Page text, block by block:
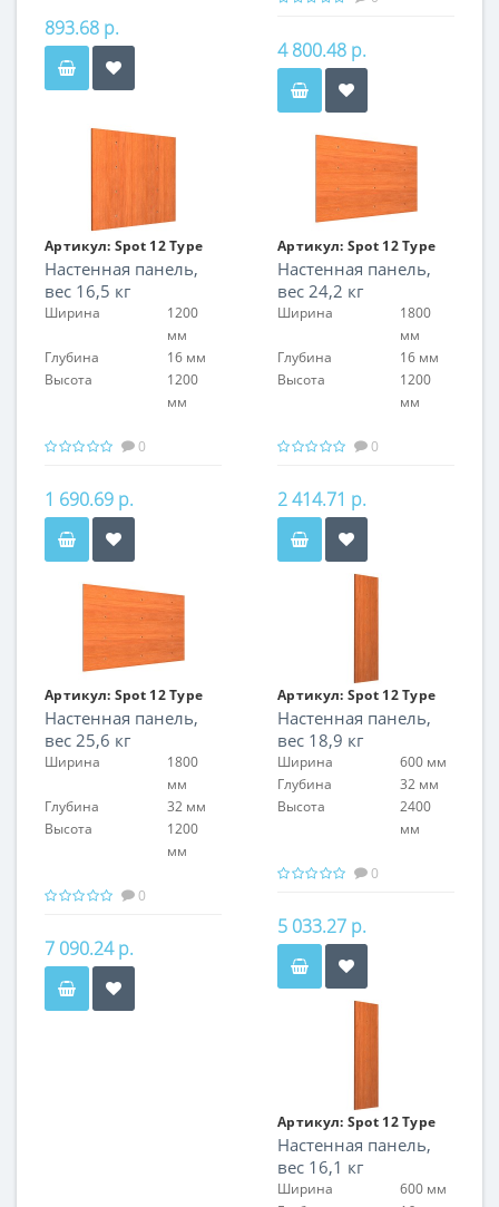
893.68 р.
4 800.48 р.
Артикул: Spot 12 Type
02
Настенная панель,
вес 16,5 кг
Ширина
1200
мм
Глубина
16 мм
Высота
1200
мм
0
1 690.69 р.
Артикул: Spot 12 Type
03
Настенная панель,
вес 24,2 кг
Ширина
1800
мм
Глубина
16 мм
Высота
1200
мм
0
2 414.71 р.
Артикул: Spot 12 Type
03
Настенная панель,
вес 25,6 кг
Ширина
1800
мм
Глубина
32 мм
Высота
1200
мм
0
7 090.24 р.
Артикул: Spot 12 Type
04/1
Настенная панель,
вес 18,9 кг
Ширина
600 мм
Глубина
32 мм
Высота
2400
мм
0
5 033.27 р.
Артикул: Spot 12 Type
04/1
Настенная панель,
вес 16,1 кг
Ширина
600 мм